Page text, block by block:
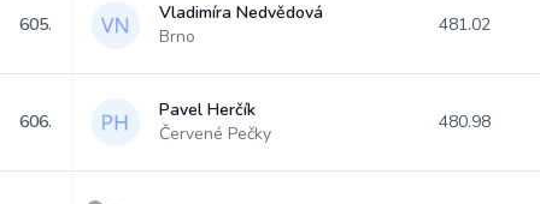
605.
Vladimíra Nedvědová
Brno
481.02
606.
Pavel Herčík
Červené Pečky
480.98